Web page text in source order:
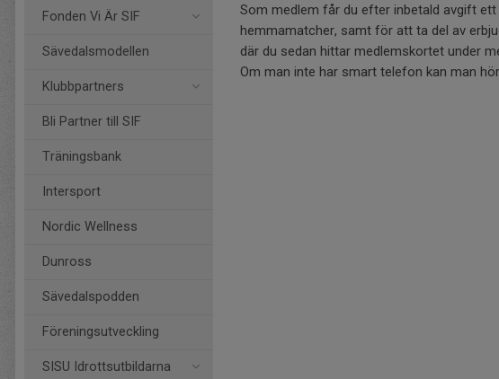
Fonden Vi Är SIF
Sävedalsmodellen
Klubbpartners
Bli Partner till SIF
Träningsbank
Intersport
Nordic Wellness
Dunross
Sävedalspodden
Föreningsutveckling
SISU Idrottsutbildarna
Som medlem får du efter inbetald avgift
hemmamatcher, samt för att ta del av
där du sedan hittar medlemskortet under
Om man inte har smart telefon kan man